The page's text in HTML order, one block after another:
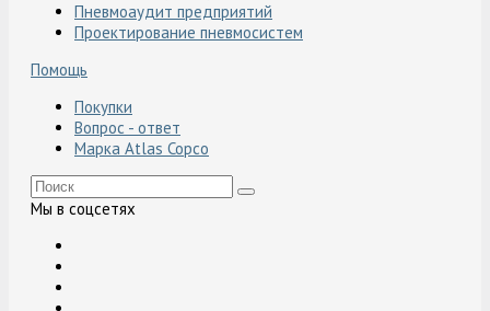
Пневмоаудит предприятий
Проектирование пневмосистем
Помощь
Покупки
Вопрос - ответ
Марка Atlas Copco
Мы в соцсетях